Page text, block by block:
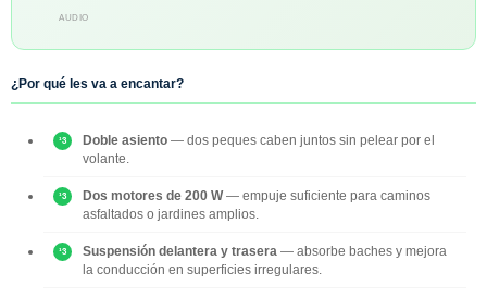
AUDIO
¿Por qué les va a encantar?
Doble asiento — dos peques caben juntos sin pelear por el
volante.
Dos motores de 200 W— empuje suficiente para caminos
asfaltados o jardines amplios.
Suspensión delantera y trasera — absorbe baches y mejora
la conducción en superficies irregulares.